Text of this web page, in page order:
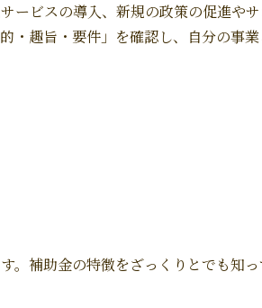
ービスの導入、新規の政策の促進や
・趣旨・要件」を確認し、自分の事
。補助金の特徴をざっくりとでも知